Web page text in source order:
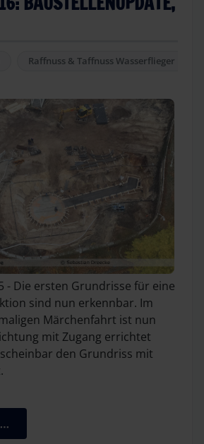
Raffnuss & Taffnuss Wasserflieger
- Die ersten Grundrisse für eine
sind nun erkennbar. Im
Märchenfahrt ist nun
mit Zugang errichtet
den Grundriss mit
…